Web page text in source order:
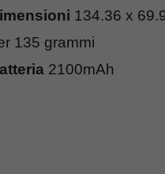
134.36 x
135 grammi
2100mAh